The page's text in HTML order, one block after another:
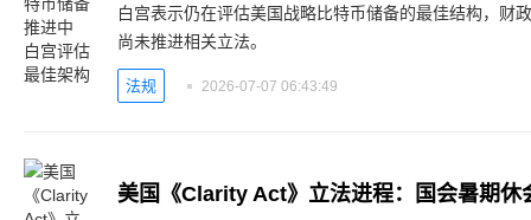
白宫表示仍在评估美国战略比特币储备的最佳结构，财
尚未推进相关立法。
法规 2026-07-07 06:43:49
美国《Clarity Act》立法进程：国会暑期休